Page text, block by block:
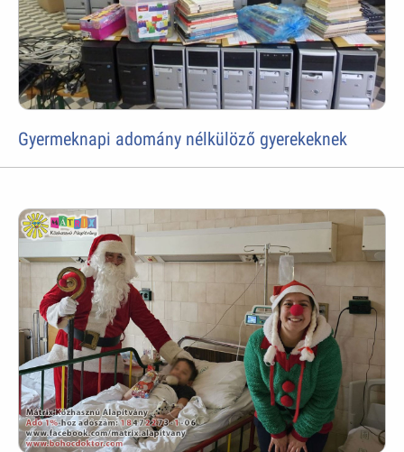
Gyermeknapi adomány nélkülöző gyerekeknek